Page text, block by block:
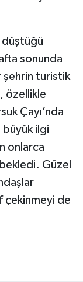
düştüğü
sonunda
şehrin turistik
özellikle
Çayı’nda
ilgi
onlarca
Güzel
çekinmeyi de